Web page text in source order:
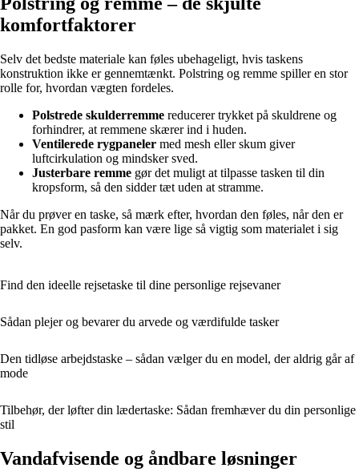
komfortfaktorer
Selv det bedste materiale kan føles ubehageligt, hvis taskens
konstruktion ikke er gennemtænkt. Polstring og remme spiller en stor
rolle for, hvordan vægten fordeles.
Polstrede skulderremme reducerer trykket på skuldrene og
forhindrer, at remmene skærer ind i huden.
Ventilerede rygpaneler med mesh eller skum giver
luftcirkulation og mindsker sved.
Justerbare remme gør det muligt at tilpasse tasken til din
kropsform, så den sidder tæt uden at stramme.
Når du prøver en taske, så mærk efter, hvordan den føles, når den er
pakket. En god pasform kan være lige så vigtig som materialet i sig
selv.
Find den ideelle rejsetaske til dine personlige rejsevaner
Sådan plejer og bevarer du arvede og værdifulde tasker
Den tidløse arbejdstaske – sådan vælger du en model, der aldrig går af
mode
Tilbehør, der løfter din lædertaske: Sådan fremhæver du din personlige
stil
Vandafvisende og åndbare løsninger